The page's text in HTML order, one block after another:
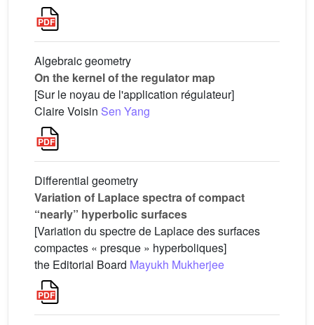
Algebraic geometry
On the kernel of the regulator map
[Sur le noyau de l'application régulateur]
Claire Voisin Sen Yang
Differential geometry
Variation of Laplace spectra of compact
“nearly” hyperbolic surfaces
[Variation du spectre de Laplace des surfaces
compactes « presque » hyperboliques]
the Editorial Board Mayukh Mukherjee